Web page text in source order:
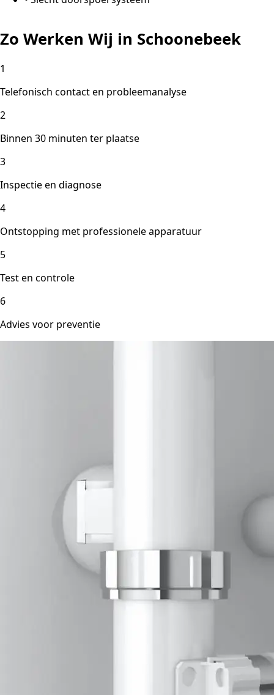
Zo Werken Wij in Schoonebeek
1
Telefonisch contact en probleemanalyse
2
Binnen 30 minuten ter plaatse
3
Inspectie en diagnose
4
Ontstopping met professionele apparatuur
5
Test en controle
6
Advies voor preventie